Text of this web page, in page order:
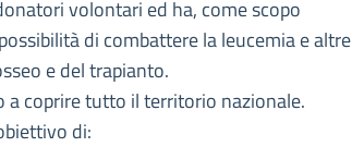
volontari ed ha, come scopo
di combattere la leucemia e altre
e del trapianto.
a coprire tutto il territorio nazionale.
di: